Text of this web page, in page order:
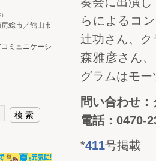
らによるコ
辻功さん、
森雅彦さん
グラムはモ
問い合わせ
電話：0470-
*411号掲載
房総市／館山市
ミュニケーシ